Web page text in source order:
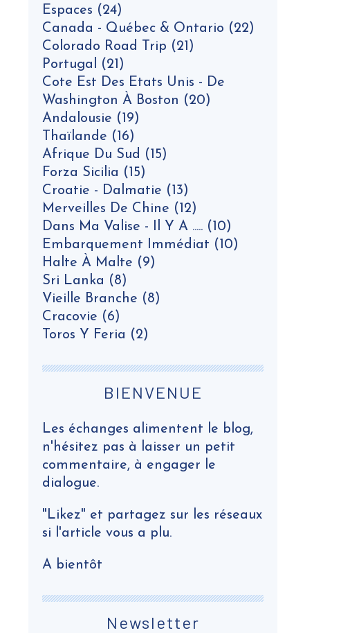
Newsletter
Espaces (24)
Canada - Québec & Ontario (22)
Colorado Road Trip (21)
Portugal (21)
Cote Est Des Etats Unis - De
Washington À Boston (20)
Andalousie (19)
Thaïlande (16)
Afrique Du Sud (15)
Forza Sicilia (15)
Croatie - Dalmatie (13)
Merveilles De Chine (12)
Dans Ma Valise - Il Y A ..... (10)
Embarquement Immédiat (10)
Halte À Malte (9)
Sri Lanka (8)
Vieille Branche (8)
Cracovie (6)
Toros Y Feria (2)
BIENVENUE
Les échanges alimentent le blog,
n'hésitez pas à laisser un petit
commentaire, à engager le
dialogue.
"Likez" et partagez sur les réseaux
si l'article vous a plu.
A bientôt